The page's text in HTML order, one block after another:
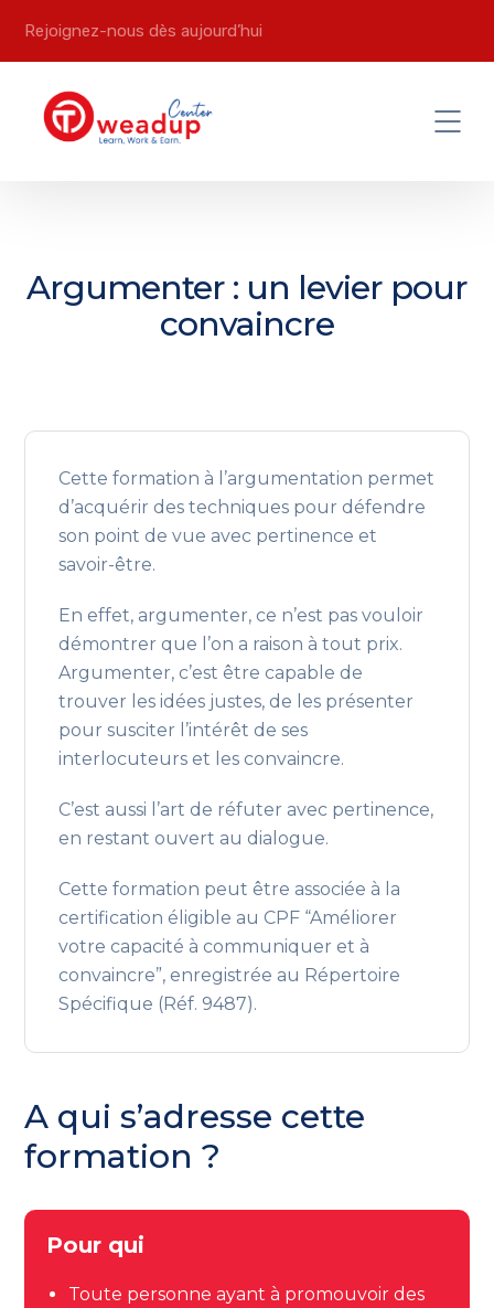
Rejoignez-nous dès aujourd’hui
Argumenter : un levier pour
convaincre
Cette formation à l’argumentation permet
d’acquérir des techniques pour défendre
son point de vue avec pertinence et
savoir-être.
En effet, argumenter, ce n’est pas vouloir
démontrer que l’on a raison à tout prix.
Argumenter, c’est être capable de
trouver les idées justes, de les présenter
pour susciter l’intérêt de ses
interlocuteurs et les convaincre.
C’est aussi l’art de réfuter avec pertinence,
en restant ouvert au dialogue.
Cette formation peut être associée à la
certification éligible au CPF “Améliorer
votre capacité à communiquer et à
convaincre”, enregistrée au Répertoire
Spécifique (Réf. 9487).
A qui s’adresse cette
formation ?
Pour qui
Toute personne ayant à promouvoir des